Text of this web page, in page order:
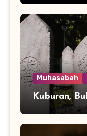
Muhasabah
Kuburan,